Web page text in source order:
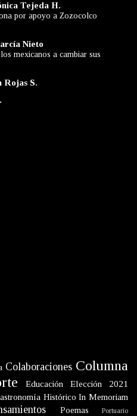
Tejeda H.
por apoyo a Zozocolco
Nieto
mexicanos a cambiar sus
Rojas S.
Colaboraciones Columna
Educación Elección 2021
Histórico In Memoriam
Poemas Portuario